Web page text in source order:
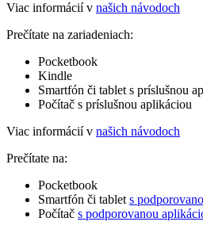
Viac informácií v našich návodoch
Prečítate na zariadeniach:
Pocketbook
Kindle
Smartfón či tablet s príslušnou
Počítač s príslušnou aplikáciou
Viac informácií v našich návodoch
Prečítate na:
Pocketbook
Smartfón či tablet s
Počítač s podporovanou